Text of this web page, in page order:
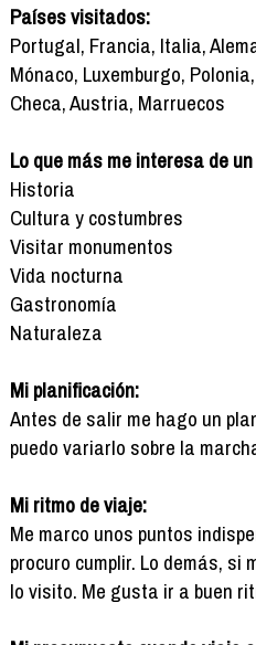
Países visitados:
Portugal, Francia, Italia,
Mónaco, Luxemburgo,
Checa, Austria, Marruecos
Lo que más me interesa de
Historia
Cultura y costumbres
Visitar monumentos
Vida nocturna
Gastronomía
Naturaleza
Mi planificación:
Antes de salir me hago un
puedo variarlo sobre la
Mi ritmo de viaje:
Me marco unos puntos
procuro cumplir. Lo demás, si
lo visito. Me gusta ir a buen